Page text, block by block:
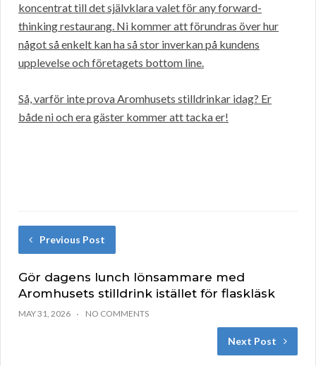
koncentrat till det självklara valet för any forward-
thinking restaurang. Ni kommer att förundras över hur
något så enkelt kan ha så stor inverkan på kundens
upplevelse och företagets bottom line.
Så, varför inte prova Aromhusets stilldrinkar idag? Er
både ni och era gäster kommer att tacka er!
Previous Post
Gör dagens lunch lönsammare med
Aromhusets stilldrink istället för flaskläsk
MAY 31, 2026 NO COMMENTS
Next Post